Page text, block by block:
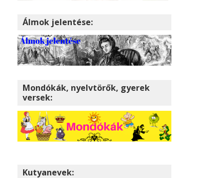
Álmok jelentése:
Mondókák, nyelvtörők, gyerek
versek:
Kutyanevek: